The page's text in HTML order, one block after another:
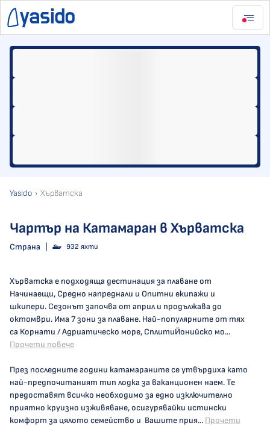
Yasido Хърватска
Чартър на Катамаран в Хърватска
Страна 932 яхти
Хърватска e подходяща дестинация за плаване от
Начинаещи, Средно напреднали и Опитни екипажи и
шкипери. Сезонът започва от aприл и продължава до
октомври. Има 7 зони за плаване. Най-популярните от тях
са Корнати / Адриатическо море, СплитиЙонийско мо...
Прочети повече
През последните години катамараните се утвърдиха като
най-предпочитаният тип лодка за ваканционен наем. Те
предоставят всичко необходимо за едно изключително
приятно круизно изживяване, осигурявайки истински
комфорт за цялото семейство и Вашите прия... Прочети